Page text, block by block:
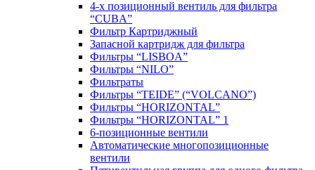
4-х позиционный вентиль для фильтра
“CUBA”
Фильтр Картриджный
Запасной картридж для фильтра
Фильтры “LISBOA”
Фильтры “NILO”
Фильтраты
Фильтры “TEIDE” (“VOLСANO”)
Фильтры “HORIZONTAL”
Фильтры “HORIZONTAL” 1
6-позиционные вентили
Автоматические многопозиционные
вентили